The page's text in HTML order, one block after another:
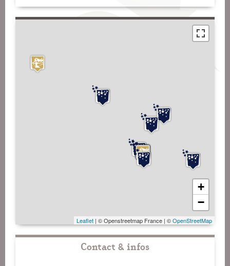
+
−
Leaflet | © Openstreetmap France | ©OpenStreetMap
Contact & infos